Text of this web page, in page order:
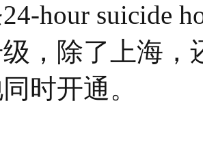
24-hour suicide
，除了上海，
时开通。